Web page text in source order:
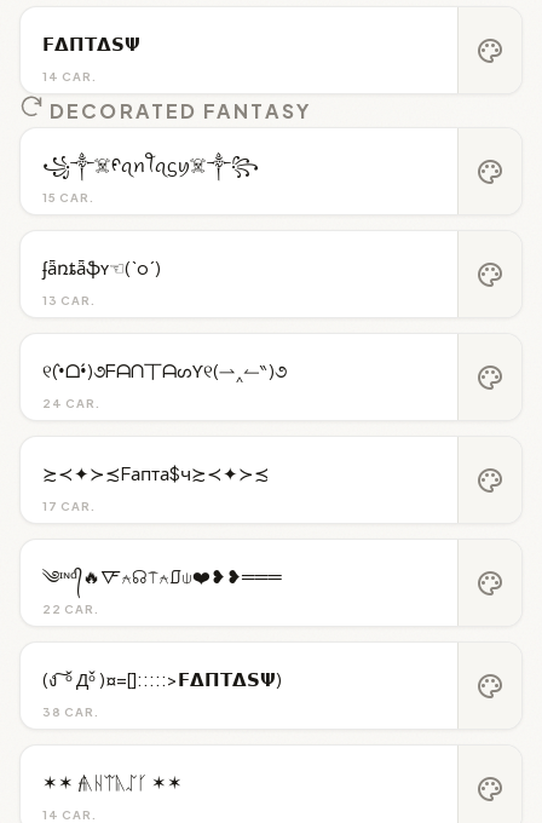
14 CAR.
𝗙𝝙𝝥𝝩𝝙𝗦𝝭 palette
DECORATED FANTASY
15 CAR.
꧁༒☠️ᠻꪖꪀꪻꪖᦓꪗ☠️༒꧂ palette
13 CAR.
ʄǟռȶǟֆʏ☜(`o´) palette
24 CAR.
୧(•̀ᗝ•́)૭ᖴᗩᑎ丅ᗩᔕƳ୧(⇀‸↼‶)૭ palette
17 CAR.
≿≺✦≻≾Fапта$ч≿≺✦≻≾ palette
22 CAR.
༄ᶦᶰᵈ᭄🔥🜅⍲☊⍑⍲⎎⍦❤️❥❥═══ palette
38 CAR.
(ง ͠ ᵒ̌ Дᵒ̌ )¤=[]:::::>𝗙𝝙𝝥𝝩𝝙𝗦𝝭) palette
14 CAR.
✶✶ 𝓯ᚣᚺᛠᚣᛢᚴ ✶✶ palette